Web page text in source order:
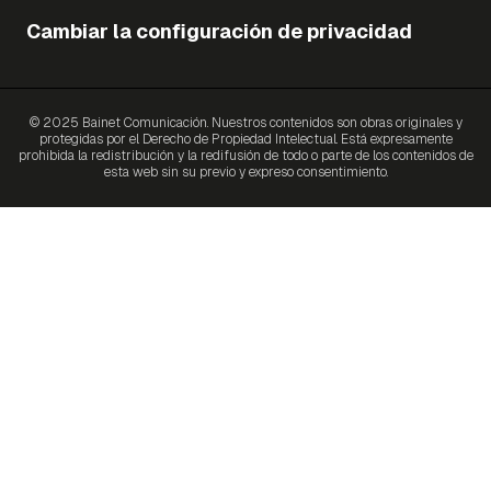
Cambiar la configuración de privacidad
© 2025 Bainet Comunicación. Nuestros contenidos son obras originales y
protegidas por el Derecho de Propiedad Intelectual. Está expresamente
prohibida la redistribución y la redifusión de todo o parte de los contenidos de
esta web sin su previo y expreso consentimiento.